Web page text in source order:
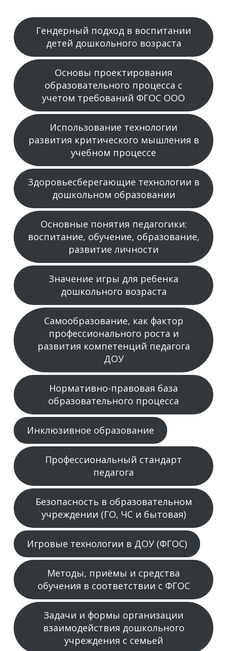
Гендерный подход в воспитании
детей дошкольного возраста
Основы проектирования
образовательного процесса с
учетом требований ФГОС ООО
Использование технологии
развития критического мышления в
учебном процессе
Здоровьесберегающие технологии в
дошкольном образовании
Основные понятия педагогики:
воспитание, обучение, образование,
развитие личности
Значение игры для ребенка
дошкольного возраста
Самообразование, как фактор
профессионального роста и
развития компетенций педагога
ДОУ
Нормативно-правовая база
образовательного процесса
Инклюзивное образование
Профессиональный стандарт
педагога
Безопасность в образовательном
учреждении (ГО, ЧС и бытовая)
Игровые технологии в ДОУ (ФГОС)
Методы, приёмы и средства
обучения в соответствии с ФГОС
Задачи и формы организации
взаимодействия дошкольного
учреждения с семьей